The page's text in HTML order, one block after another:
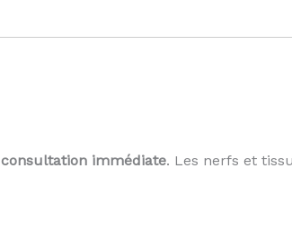
consultation immédiate. Les nerfs et